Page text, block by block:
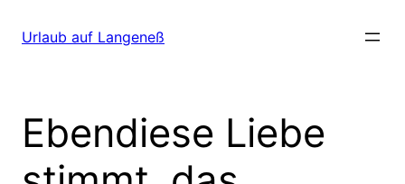
zumUrlaub auf Langeneß
Ebendiese Liebe